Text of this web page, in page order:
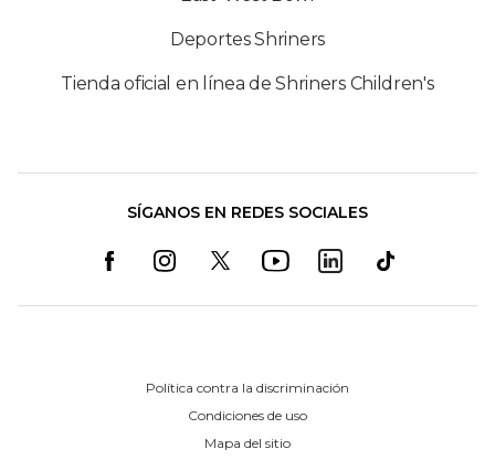
Deportes Shriners
Tienda oficial en línea de Shriners Children's
SÍGANOS EN REDES SOCIALES
Política contra la discriminación
Condiciones de uso
Mapa del sitio